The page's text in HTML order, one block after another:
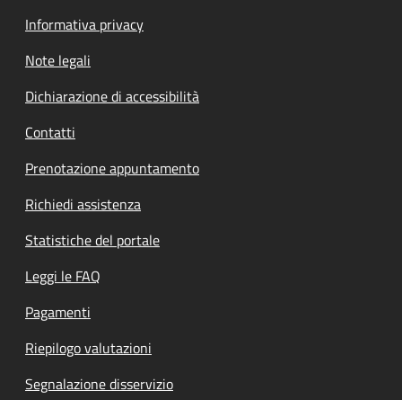
Informativa privacy
Note legali
Dichiarazione di accessibilità
Contatti
Prenotazione appuntamento
Richiedi assistenza
Statistiche del portale
Leggi le FAQ
Pagamenti
Riepilogo valutazioni
Segnalazione disservizio